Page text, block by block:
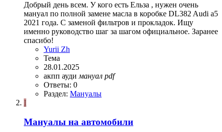
Добрый день всем. У кого есть Ельза , нужен очень
мануал по полной замене масла в коробке DL382 Audi a5
2021 года. С заменой фильтров и прокладок. Ищу
именно руководство шаг за шагом официальное. Заранее
спасибо!
Yurii Zh
Тема
28.01.2025
акпп ауди мануал pdf
Ответы: 0
Раздел: Мануалы
I
Мануалы на автомобили